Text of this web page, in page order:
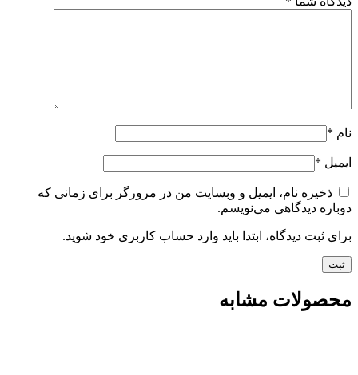
نام *
ایمیل *
ذخیره نام، ایمیل و وبسایت من در مرورگر برای زمانی که
دوباره دیدگاهی می‌نویسم.
برای ثبت دیدگاه، ابتدا باید وارد حساب کاربری خود شوید.
محصولات مشابه